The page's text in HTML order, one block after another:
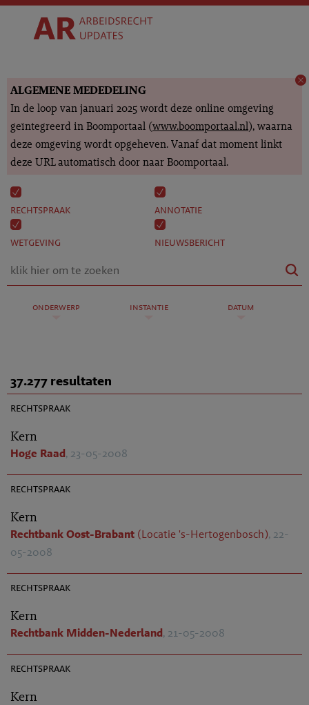
ALGEMENE MEDEDELING
In de loop van januari 2025 wordt deze online omgeving
geïntegreerd in Boomportaal (www.boomportaal.nl), waarna
deze omgeving wordt opgeheven. Vanaf dat moment linkt
deze URL automatisch door naar Boomportaal.
rechtspraak annotatie
wetgeving nieuwsbericht
onderwerp instantie datum
37.277 resultaten
rechtspraak
Kern
Hoge Raad, 23-05-2008
rechtspraak
Kern
Rechtbank Oost-Brabant (Locatie 's-Hertogenbosch), 22-
05-2008
rechtspraak
Kern
Rechtbank Midden-Nederland, 21-05-2008
rechtspraak
Kern